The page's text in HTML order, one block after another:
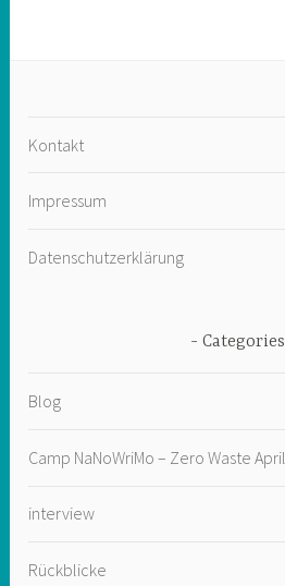
Kontakt
Impressum
Datenschutzerklärung
Categories
Blog
Camp NaNoWriMo – Zero Waste April
interview
Rückblicke